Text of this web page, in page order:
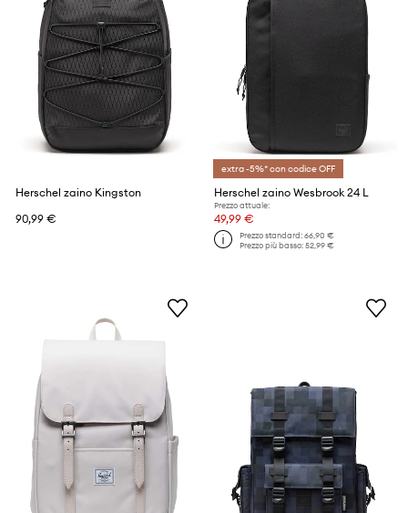
Herschel zaino Kingston
90,99 €
extra -5%* con codice OFF
Herschel zaino Wesbrook 24 L
Prezzo attuale:
49,99 €
Prezzo standard:66,90 €
Prezzo più basso:52,99 €